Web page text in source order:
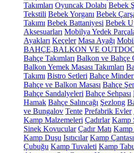
Takımları Oyuncak Dolabı Bebek
Tekstili Bebek Yorganı Bebek
Takımı Bebek Battaniyesi Bebek
Aksesuarları Mobilya Yedek
Ayakları Keçeler Masa Ayağı
BAHÇE,BALKON VE
Bahçe Takımları Balkon ve Bahçe
Balkon Yemek Masası Takımları
Takımı Bistro Setleri Bahçe
Bahçe ve Balkon Masası Bahçe
Bahçe Sandalyeleri Bahçe Sehpası
Hamak Bahçe Salıncağı Şezlong
ve Bungalov Tente Prefabrik Evler
Kamp Malzemeleri Çadırlar Kamp
Sinek Kovucular Çadır Matı Kamp
Kamp Duşu Isıtıcılar Kamp Çantası
Çubuğu Kamp Tuvaleti Kamp